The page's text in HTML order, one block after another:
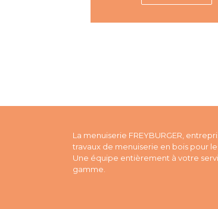
La menuiserie FREYBURGER,
travaux de menuiserie en bois pour
Une équipe entièrement à votre
gamme.